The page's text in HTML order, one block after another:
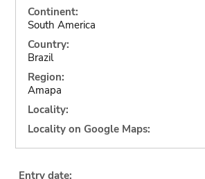
Continent:
South America
Country:
Brazil
Region:
Amapa
Locality:
Locality on Google Maps:
Entry date: